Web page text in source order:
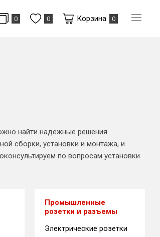
0 0 Корзина 0
найти надежные решения
сборки, установки и монтажа, и
по вопросам установки
Промышленные
розетки и разъемы
Электрические розетки